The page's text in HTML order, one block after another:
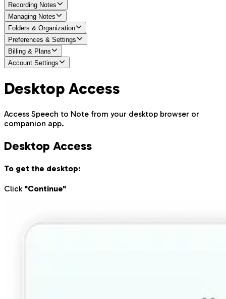
Recording Notes
Managing Notes
Folders & Organization
Preferences & Settings
Billing & Plans
Account Settings
Desktop Access
Access Speech to Note from your desktop browser or
companion app.
Desktop Access
To get the desktop:
Click "Continue"